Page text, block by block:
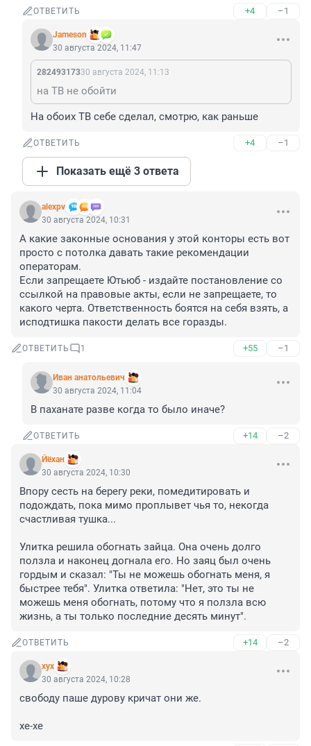
ОТВЕТИТЬ +4 –1
Jameson
30 августа 2024, 11:47
28249317330 августа 2024, 11:13
на ТВ не обойти
На обоих ТВ себе сделал, смотрю, как раньше
ОТВЕТИТЬ +4 –1
Показать ещё 3 ответа
alexpv
30 августа 2024, 10:31
А какие законные основания у этой конторы есть вот
просто с потолка давать такие рекомендации
операторам.
Если запрещаете Ютьюб - издайте постановление со
ссылкой на правовые акты, если не запрещаете, то
какого черта. Ответственность боятся на себя взять, а
исподтишка пакости делать все горазды.
ОТВЕТИТЬ 1 +55 –1
Иван анатольевич
30 августа 2024, 11:04
В паханате разве когда то было иначе?
ОТВЕТИТЬ +14 –2
Йёхан
30 августа 2024, 10:30
Впору сесть на берегу реки, помедитировать и
подождать, пока мимо проплывет чья то, некогда
счастливая тушка...
Улитка решила обогнать зайца. Она очень долго
ползла и наконец догнала его. Но заяц был очень
гордым и сказал: "Ты не можешь обогнать меня, я
быстрее тебя". Улитка ответила: "Нет, это ты не
можешь меня обогнать, потому что я ползла всю
жизнь, а ты только последние десять минут".
ОТВЕТИТЬ +14 –2
хух
30 августа 2024, 10:28
свободу паше дурову кричат они же.
хе-хе